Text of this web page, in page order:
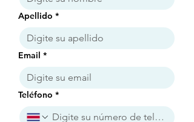
Apellido *
Email *
Teléfono *